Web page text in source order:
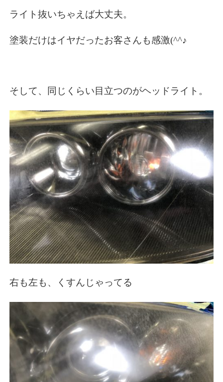
ライト抜いちゃえば大丈夫。
塗装だけはイヤだったお客さんも感激(^^♪
そして、同じくらい目立つのがヘッドライト。
右も左も、くすんじゃってる